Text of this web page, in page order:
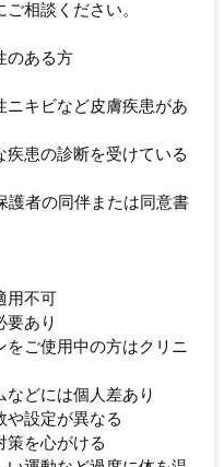
相談ください。
のある方
ニキビなど皮膚疾患があ
疾患の診断を受けている
者の同伴または同意書
用不可
要あり
をご使用中の方はクリニ
などには個人差あり
や設定が異なる
策を心がける